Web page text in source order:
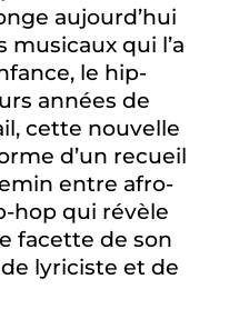
aujourd’hui
qui l’a
le hip-
années de
cette nouvelle
d’un recueil
entre afro-
hop qui révèle
facette de son
lyriciste et de